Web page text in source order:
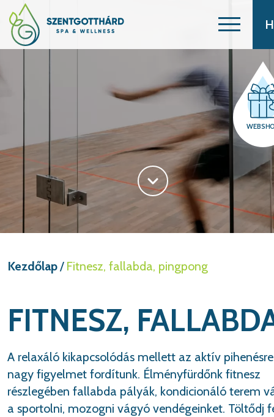
Kezdőlap/ Fitnesz, fallabda, pingpong
FITNESZ,
A relaxáló kikapcsolódás mellett az aktív
nagy figyelmet fordítunk. Élményfürdőnk fitnesz
részlegében fallabda pályák, kondicionáló terem
a sportolni, mozogni vágyó vendégeinket. Töltődj